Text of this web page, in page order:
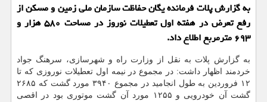
به گزارش پلات فرمانده یگان حفاظت سازمان ملی زمین و مسكن از
رفع تعرض در هفته اول تعطیلات نوروز در مساحت ۵۸۰ هزار و
۶۹۳ مترمربع اطلاع داد.
به گزارش پلات به نقل از وزارت راه و شهرسازی، سرهنگ جواد
خردمند اظهار داشت: در مجموع در نیمه اول تعطیلات نوروزی كه تا
۱۲ فروردین به طول انجامید در مجموع ۳۹۴۰ مورد گشت كه ۲۶۸۵
گشت آن خودرویی و ۱۲۵۵ مورد آن گشت موتوری بود در اقصی